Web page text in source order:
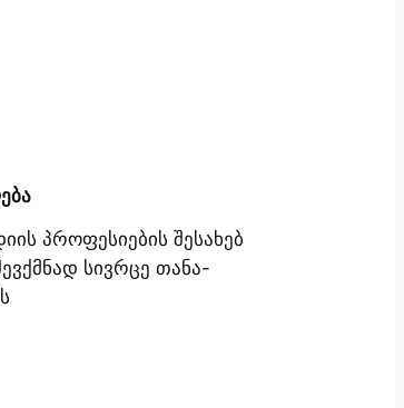
პროფესიების შესახებ
სივრცე თანა-